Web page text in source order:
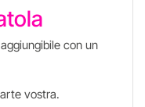
con un
vostra.